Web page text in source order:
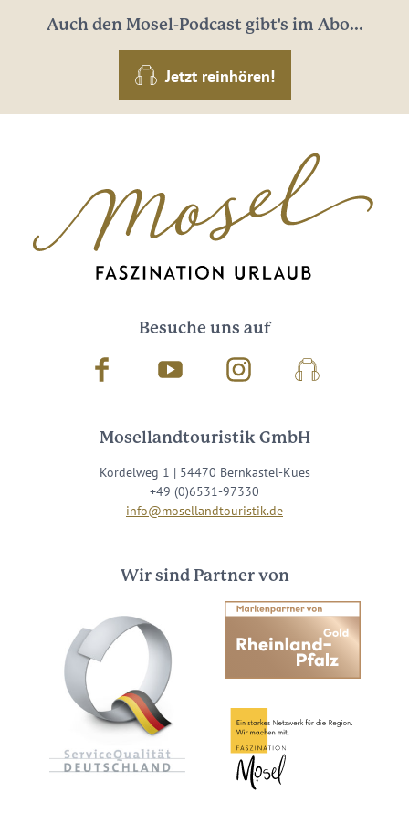
Auch den Mosel-Podcast gibt's im Abo...
Jetzt reinhören!
Besuche uns auf
Facebook Youtube InstagramPodcast
Mosellandtouristik GmbH
Kordelweg 1 | 54470 Bernkastel-Kues
+49 (0)6531-97330
info@mosellandtouristik.de
Wir sind Partner von